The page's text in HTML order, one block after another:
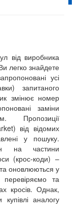
від виробника
легко знайдете
усі
запитаного
змінює номер
заміни
Пропозиції
від відомих
у пошуку.
на частини
(крос-коди) –
оновлюються у
та
кросів. Однак,
аналогу